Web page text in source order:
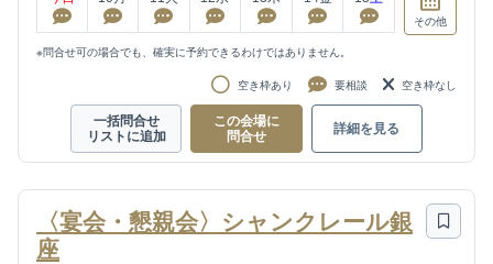
その他
※問合せ可の場合でも、確実に予約できるわけではありません。
空き枠あり 要相談 空き枠なし
一括問合せ
リストに追加
この会場に
問合せ
詳細を見る
〈宴会・懇親会〉シャンクレール銀
座